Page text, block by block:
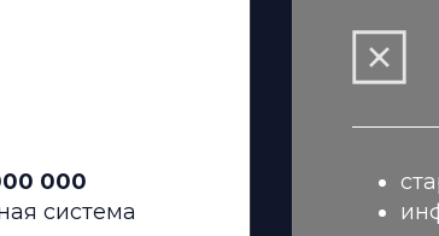
000
система